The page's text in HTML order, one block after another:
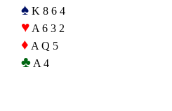
♠ K 8 6 4
♥ A 6 3 2
♦ A Q 5
♣ A 4